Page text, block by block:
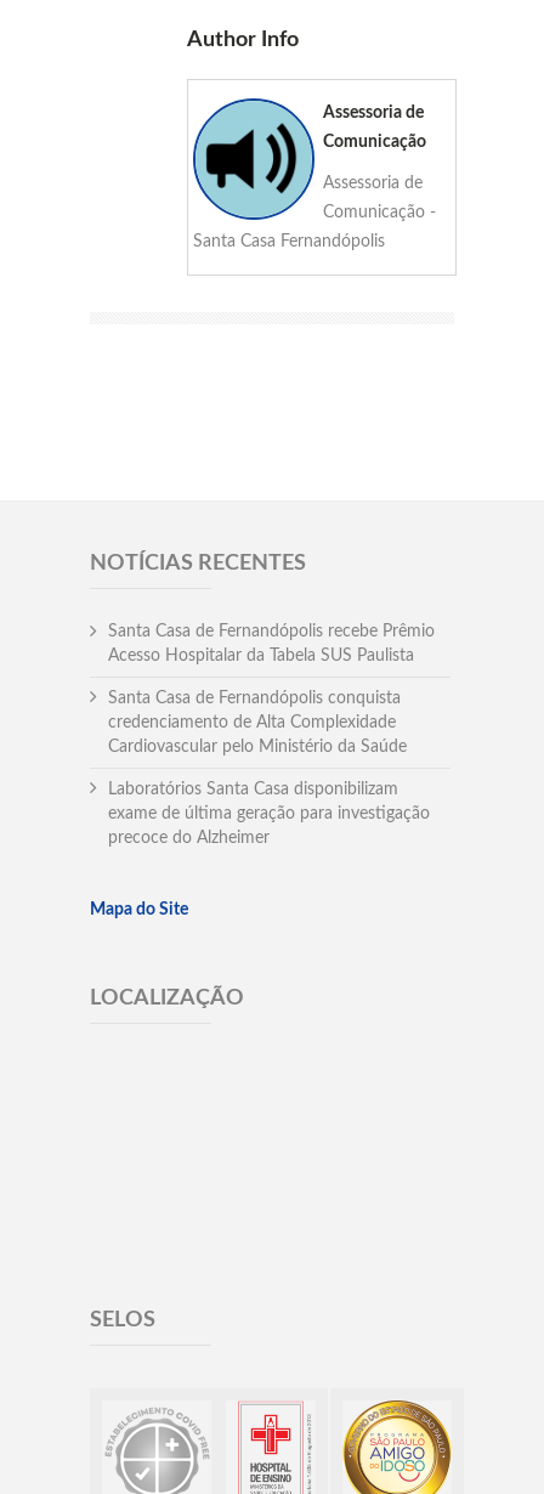
Author Info
Assessoria de
Comunicação
Assessoria de
Comunicação -
Santa Casa Fernandópolis
NOTÍCIAS RECENTES
Santa Casa de Fernandópolis recebe Prêmio
Acesso Hospitalar da Tabela SUS Paulista
Santa Casa de Fernandópolis conquista
credenciamento de Alta Complexidade
Cardiovascular pelo Ministério da Saúde
Laboratórios Santa Casa disponibilizam
exame de última geração para investigação
precoce do Alzheimer
Mapa do Site
LOCALIZAÇÃO
SELOS